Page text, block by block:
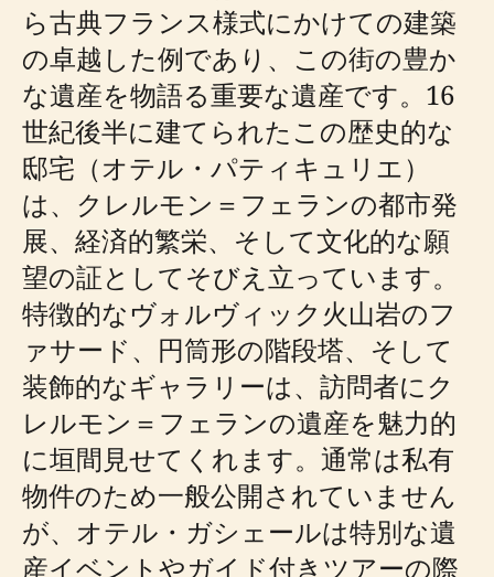
ら古典フランス様式にかけての建築
の卓越した例であり、この街の豊か
な遺産を物語る重要な遺産です。16
世紀後半に建てられたこの歴史的な
邸宅（オテル・パティキュリエ）
は、クレルモン＝フェランの都市発
展、経済的繁栄、そして文化的な願
望の証としてそびえ立っています。
特徴的なヴォルヴィック火山岩のフ
ァサード、円筒形の階段塔、そして
装飾的なギャラリーは、訪問者にク
レルモン＝フェランの遺産を魅力的
に垣間見せてくれます。通常は私有
物件のため一般公開されていません
が、オテル・ガシェールは特別な遺
産イベントやガイド付きツアーの際